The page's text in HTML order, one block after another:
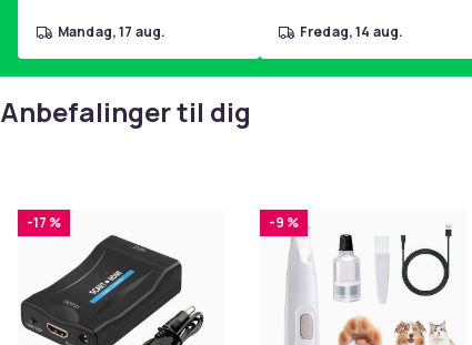
mandag, 17 aug. fredag, 14 aug.
Anbefalinger til dig
-17 % -9 %